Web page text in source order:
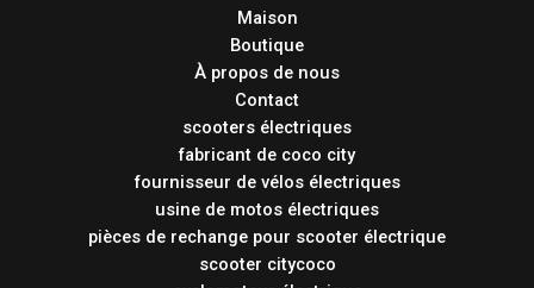
Maison
Boutique
À propos de nous
Contact
scooters électriques
fabricant de coco city
fournisseur de vélos électriques
usine de motos électriques
pièces de rechange pour scooter électrique
scooter citycoco